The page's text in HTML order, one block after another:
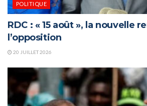
POLITIQUE
RDC : « 15 août », la nouvelle
l’opposition
20 JUILLET 2026